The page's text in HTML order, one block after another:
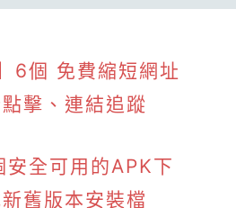
6個 免費縮短網址
擊、連結追蹤
安全可用的APK下
舊版本安裝檔